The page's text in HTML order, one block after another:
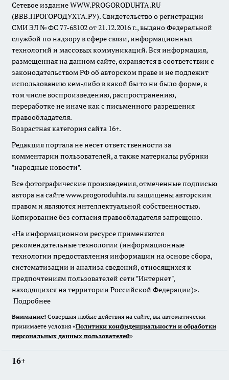
Сетевое издание WWW.PROGORODUHTA.RU
(ВВВ.ПРОГОРОДУХТА.РУ). Свидетельство о регистрации
СМИ ЭЛ № ФС 77-68102 от 21.12.2016 г., выдано Федеральной
службой по надзору в сфере связи, информационных
технологий и массовых коммуникаций. Вся информация,
размещенная на данном сайте, охраняется в соответствии с
законодательством РФ об авторском праве и не подлежит
использованию кем-либо в какой бы то ни было форме, в
том числе воспроизведению, распространению,
переработке не иначе как с письменного разрешения
правообладателя.
Возрастная категория сайта 16+.
Редакция портала не несет ответственности за
комментарии пользователей, а также материалы рубрики
"народные новости".
Все фотографические произведения, отмеченные подписью
автора на сайте www.progoroduhta.ru защищены авторским
правом и являются интеллектуальной собственностью.
Копирование без согласия правообладателя запрещено.
«На информационном ресурсе применяются
рекомендательные технологии (информационные
технологии предоставления информации на основе сбора,
систематизации и анализа сведений, относящихся к
предпочтениям пользователей сети "Интернет",
находящихся на территории Российской Федерации)».
Подробнее
Внимание! Совершая любые действия на сайте, вы автоматически
принимаете условия «Политики конфиденциальности и обработки
персональных данных пользователей»
16+